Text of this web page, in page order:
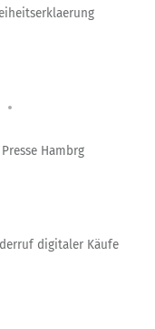
Hambrg
digitaler Käufe